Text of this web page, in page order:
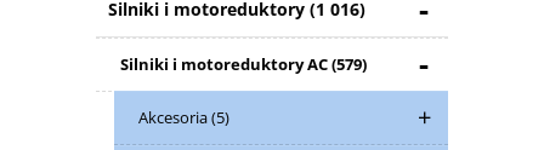
Silniki i motoreduktory (1 016)
Silniki i motoreduktory AC(579)
Akcesoria(5)